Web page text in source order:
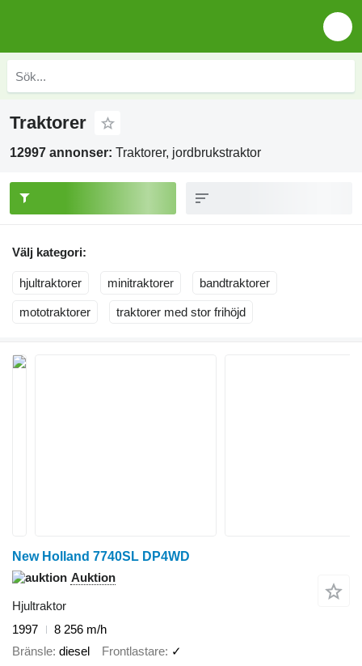
Traktorer
12997 annonser: Traktorer, jordbrukstraktor
Välj kategori:
hjultraktorer minitraktorer bandtraktorer
mototraktorer traktorer med stor frihöjd
New Holland 7740SL DP4WD
Auktion
Hjultraktor
1997
8 256 m/h
Bränsle diesel Frontlastare ✓